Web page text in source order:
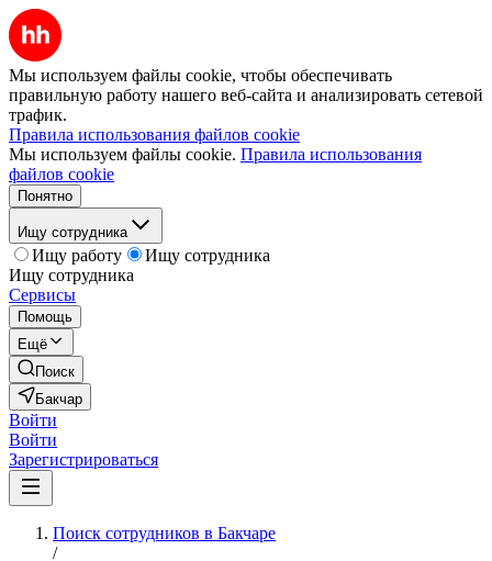
Мы используем файлы cookie, чтобы обеспечивать
правильную работу нашего веб-сайта и анализировать сетевой
трафик.
Правила использования файлов cookie
Мы используем файлы cookie. Правила использования
файлов cookie
Понятно
Ищу сотрудника
Ищу работу
Ищу сотрудника
Ищу сотрудника
Сервисы
Помощь
Ещё
Поиск
Бакчар
Войти
Войти
Зарегистрироваться
Поиск сотрудников в Бакчаре
/